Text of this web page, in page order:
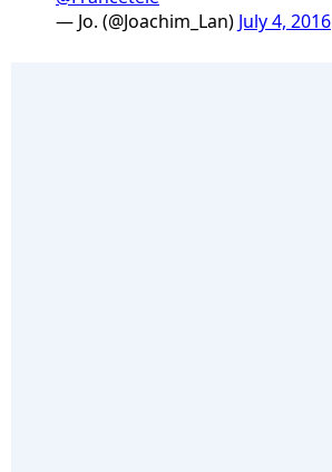
— Jo. (@Joachim_Lan) July 4, 2016